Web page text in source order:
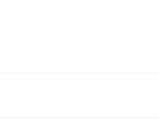
本更重要